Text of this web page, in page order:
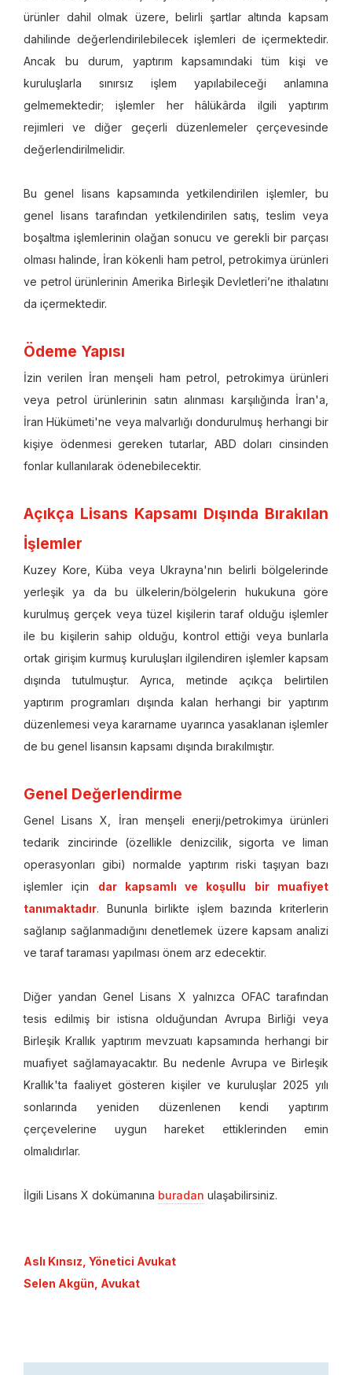
ürünler dahil olmak üzere, belirli şartlar altında kapsam
dahilinde değerlendirilebilecek işlemleri de içermektedir.
Ancak bu durum, yaptırım kapsamındaki tüm kişi ve
kuruluşlarla sınırsız işlem yapılabileceği anlamına
gelmemektedir; işlemler her hâlükârda ilgili yaptırım
rejimleri ve diğer geçerli düzenlemeler çerçevesinde
değerlendirilmelidir.
Bu genel lisans kapsamında yetkilendirilen işlemler, bu
genel lisans tarafından yetkilendirilen satış, teslim veya
boşaltma işlemlerinin olağan sonucu ve gerekli bir parçası
olması halinde, İran kökenli ham petrol, petrokimya ürünleri
ve petrol ürünlerinin Amerika Birleşik Devletleri’ne ithalatını
da içermektedir.
Ödeme Yapısı
İzin verilen İran menşeli ham petrol, petrokimya ürünleri
veya petrol ürünlerinin satın alınması karşılığında İran'a,
İran Hükümeti'ne veya malvarlığı dondurulmuş herhangi bir
kişiye ödenmesi gereken tutarlar, ABD doları cinsinden
fonlar kullanılarak ödenebilecektir.
Açıkça Lisans Kapsamı Dışında Bırakılan
İşlemler
Kuzey Kore, Küba veya Ukrayna'nın belirli bölgelerinde
yerleşik ya da bu ülkelerin/bölgelerin hukukuna göre
kurulmuş gerçek veya tüzel kişilerin taraf olduğu işlemler
ile bu kişilerin sahip olduğu, kontrol ettiği veya bunlarla
ortak girişim kurmuş kuruluşları ilgilendiren işlemler kapsam
dışında tutulmuştur. Ayrıca, metinde açıkça belirtilen
yaptırım programları dışında kalan herhangi bir yaptırım
düzenlemesi veya kararname uyarınca yasaklanan işlemler
de bu genel lisansın kapsamı dışında bırakılmıştır.
Genel Değerlendirme
Genel Lisans X, İran menşeli enerji/petrokimya ürünleri
tedarik zincirinde (özellikle denizcilik, sigorta ve liman
operasyonları gibi) normalde yaptırım riski taşıyan bazı
işlemler için dar kapsamlı ve koşullu bir muafiyet
tanımaktadır. Bununla birlikte işlem bazında kriterlerin
sağlanıp sağlanmadığını denetlemek üzere kapsam analizi
ve taraf taraması yapılması önem arz edecektir.
Diğer yandan Genel Lisans X yalnızca OFAC tarafından
tesis edilmiş bir istisna olduğundan Avrupa Birliği veya
Birleşik Krallık yaptırım mevzuatı kapsamında herhangi bir
muafiyet sağlamayacaktır. Bu nedenle Avrupa ve Birleşik
Krallık'ta faaliyet gösteren kişiler ve kuruluşlar 2025 yılı
sonlarında yeniden düzenlenen kendi yaptırım
çerçevelerine uygun hareket ettiklerinden emin
olmalıdırlar.
İlgili Lisans X dokümanına buradan ulaşabilirsiniz.
Aslı Kınsız, Yönetici Avukat
Selen Akgün, Avukat